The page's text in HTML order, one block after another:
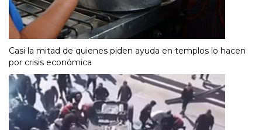
Casi la mitad de quienes piden ayuda en templos lo hacen
por crisis económica